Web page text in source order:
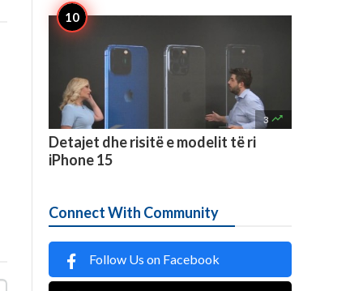
3 
Detajet dhe risitë e modelit të ri
iPhone 15
Connect With Community
Follow Us on Facebook